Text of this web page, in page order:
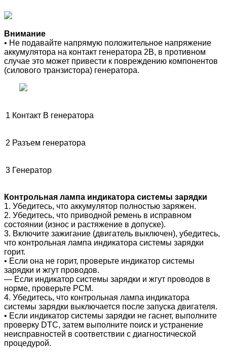
Внимание
• Не подавайте напрямую положительное напряжение
аккумулятора на контакт генератора 2B, в противном
случае это может привести к повреждению компонентов
(силового транзистора) генератора.
1 Контакт В генератора
2 Разъем генератора
3 Генератор
Контрольная лампа индикатора системы зарядки
1. Убедитесь, что аккумулятор полностью заряжен.
2. Убедитесь, что приводной ремень в исправном
состоянии (износ и растяжение в допуске).
3. Включите зажигание (двигатель выключен), убедитесь,
что контрольная лампа индикатора системы зарядки
горит.
• Если она не горит, проверьте индикатор системы
зарядки и жгут проводов.
― Если индикатор системы зарядки и жгут проводов в
норме, проверьте PCM.
4. Убедитесь, что контрольная лампа индикатора
системы зарядки выключается после запуска двигателя.
• Если индикатор системы зарядки не гаснет, выполните
проверку DTC, затем выполните поиск и устранение
неисправностей в соответствии с диагностической
процедурой.